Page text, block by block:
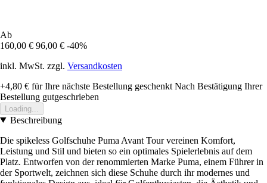
Ab
160,00 € 96,00 € -40%
inkl. MwSt. zzgl. Versandkosten
+4,80 € für Ihre nächste Bestellung geschenkt Nach Bestätigung Ihrer
Bestellung gutgeschrieben
Loading...
Beschreibung
Die spikeless Golfschuhe Puma Avant Tour vereinen Komfort,
Leistung und Stil und bieten so ein optimales Spielerlebnis auf dem
Platz. Entworfen von der renommierten Marke Puma, einem Führer in
der Sportwelt, zeichnen sich diese Schuhe durch ihr modernes und